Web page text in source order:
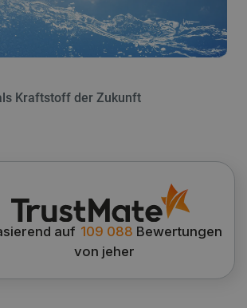
auf 109 088 Bewertungen
von jeher
Kraftstoff der Zukunft